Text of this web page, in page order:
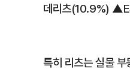
데리츠(10.9%)
특히 리츠는 실물